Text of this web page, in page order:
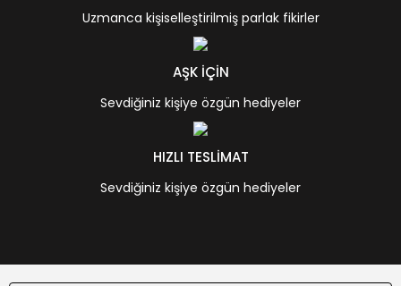
Uzmanca kişiselleştirilmiş parlak fikirler
AŞK İÇİN
Sevdiğiniz kişiye özgün hediyeler
HIZLI TESLİMAT
Sevdiğiniz kişiye özgün hediyeler